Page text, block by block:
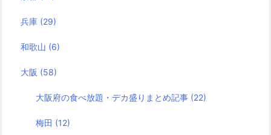
兵庫 (29)
和歌山 (6)
大阪 (58)
大阪府の食べ放題・デカ盛りまとめ記事 (22)
梅田 (12)